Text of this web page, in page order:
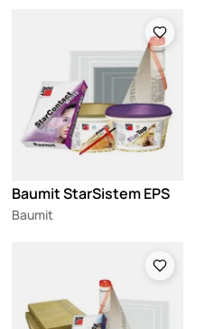
Baumit StarSistem EPS
Baumit